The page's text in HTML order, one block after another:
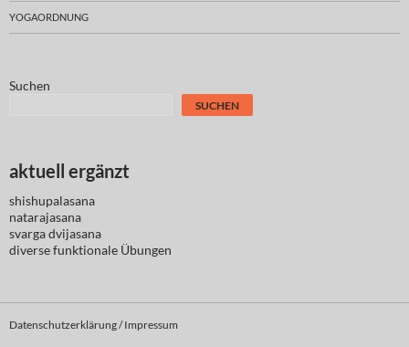
YOGAORDNUNG
Suchen
SUCHEN
aktuell ergänzt
shishupalasana
natarajasana
svarga dvijasana
diversefunktionale Übungen
Datenschutzerklärung / Impressum